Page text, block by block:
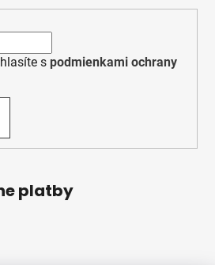
s podmienkami ochrany
platby